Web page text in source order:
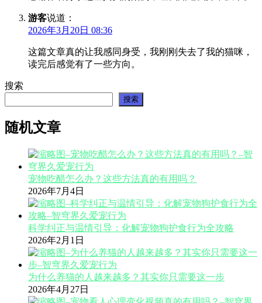
游客说道：
2026年3月20日 08:36
这篇文章真的让我感同身受，我刚刚失去了我的猫咪，
读完后感觉有了一些方向。
搜索
搜索
随机文章
宠物吃醋怎么办？这些方法真的有用吗？
2026年7月4日
科学纠正与温情引导：化解宠物狗护食行为全攻略
2026年2月1日
为什么养猫的人越来越多？其实你只需要这一步
2026年4月27日